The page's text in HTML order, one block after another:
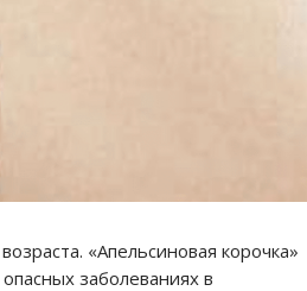
«Апельсиновая корочка»
заболеваниях в